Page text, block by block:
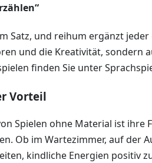
Satz, und reihum ergänzt
und die Kreativität, sondern
finden Sie unter
Vorteil
Spielen ohne Material ist ihre
Ob im Wartezimmer, auf der
kindliche Energien positiv